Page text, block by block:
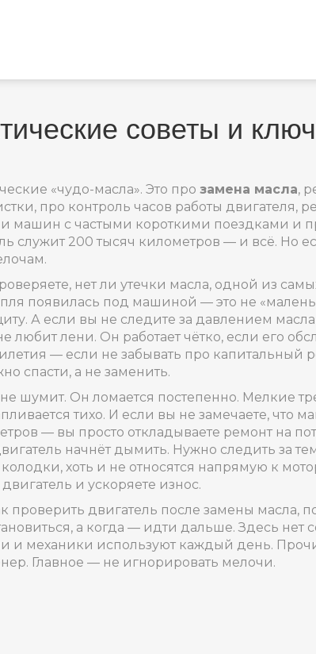
советы и
«чудо-масла». Это про замена масла,
, про контроль часов работы двигателя,
и машин с частыми короткими поездками и
200 тысяч километров — и всё. Но
нет ли утечки масла, одной из
появилась под машиной — это не
А если вы не следите за давлением
лени. Он работает чётко, если его
— если не забывать про капитальный
спасти, а не заменить.
шумит. Он ломается постепенно. Мелкие
тихо. И если вы не замечаете, что
— вы просто откладываете ремонт на
начнёт дымить. Нужно следить за
, хоть и не относятся напрямую к
и ускоряете износ.
проверить двигатель после замены масла,
а когда — идти дальше. Здесь нет
и механики используют каждый день.
Главное — не игнорировать мелочи.